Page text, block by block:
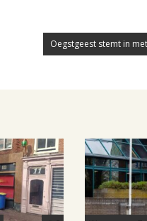
Oegstgeest stemt in